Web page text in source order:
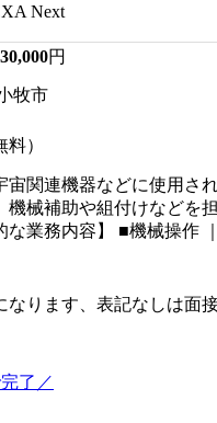
Next
円
牧市
）
宙関連機器などに使用さ
機械補助や組付けなどを
な業務内容】 ■機械操作
ります、表記なしは面
了／